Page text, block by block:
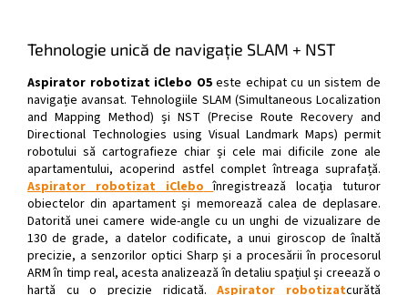
Tehnologie unică de navigație SLAM + NST
Aspirator robotizat iClebo O5este echipat cu un sistem de
navigație avansat. Tehnologiile SLAM (Simultaneous Localization
and Mapping Method) și NST (Precise Route Recovery and
Directional Technologies using Visual Landmark Maps) permit
robotului să cartografieze chiar și cele mai dificile zone ale
apartamentului, acoperind astfel complet întreaga suprafață.
Aspirator robotizat iClebo înregistrează locația tuturor
obiectelor din apartament și memorează calea de deplasare.
Datorită unei camere wide-angle cu un unghi de vizualizare de
130 de grade, a datelor codificate, a unui giroscop de înaltă
precizie, a senzorilor optici Sharp și a procesării în procesorul
ARM în timp real, acesta analizează în detaliu spațiul și creează o
hartă cu o precizie ridicată.
Aspirator robotizatcurăță